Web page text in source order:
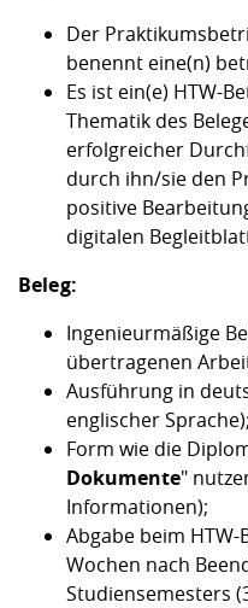
Der
benennt eine(n)
Es ist ein(e) HTW-
Thematik des
erfolgreicher
durch ihn/sie den
positive
digitalen
Beleg:
Ingenieurmäßige
übertragenen
Ausführung in
englischer Sprache);
Form wie die
Dokumente"
Informationen);
Abgabe beim
Wochen nach
Studiensemesters